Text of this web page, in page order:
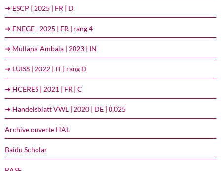
➔ ESCP | 2025 | FR | D
➔ FNEGE | 2025 | FR | rang 4
➔ Mullana-Ambala | 2023 | IN
➔ LUISS | 2022 | IT | rang D
➔ HCERES | 2021 | FR | C
➔ Handelsblatt VWL | 2020 | DE | 0,025
Archive ouverte HAL
Baidu Scholar